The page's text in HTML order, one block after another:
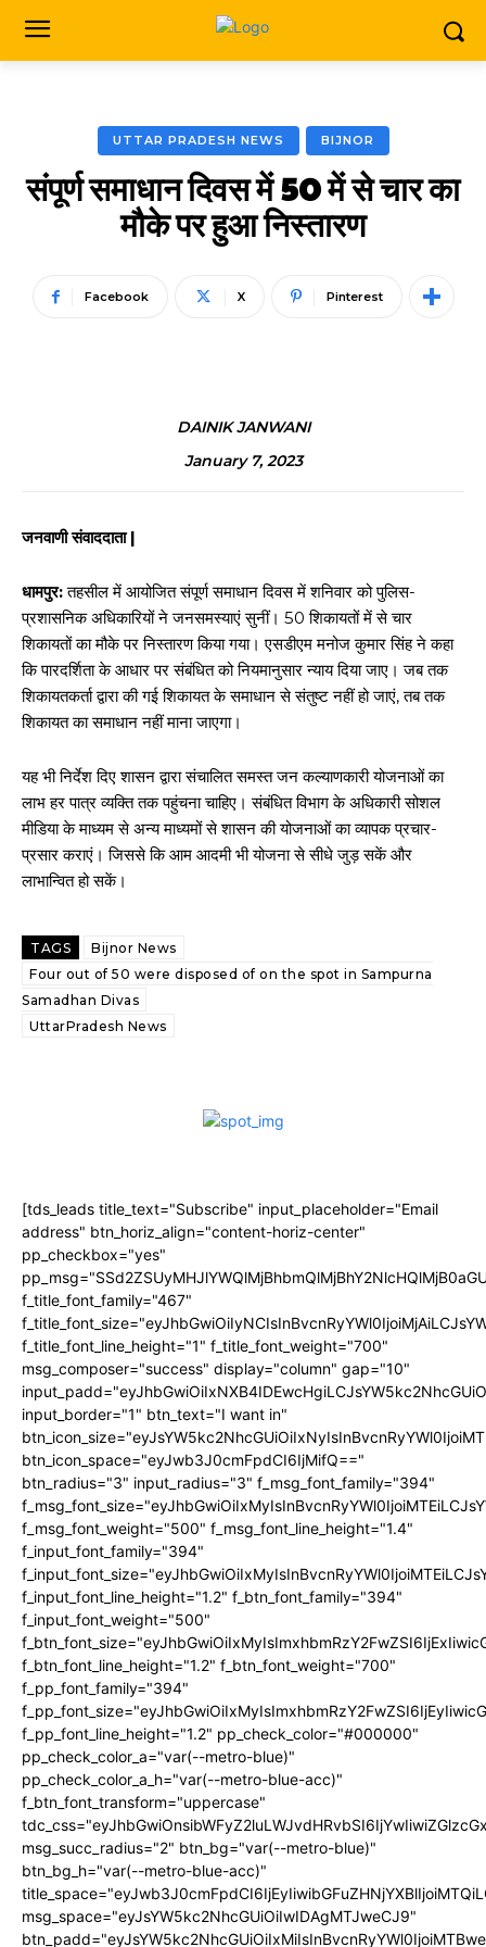
UTTAR PRADESH NEWS BIJNOR
संपूर्ण समाधान दिवस में 50 में से चार का
मौके पर हुआ निस्तारण
Facebook X Pinterest
DAINIK JANWANI
January 7, 2023
जनवाणी संवाददाता |
धामपुर:तहसील में आयोजित संपूर्ण समाधान दिवस में शनिवार को पुलिस-
प्रशासनिक अधिकारियों ने जनसमस्याएं सुनीं। 50 शिकायतों में से चार
शिकायतों का मौके पर निस्तारण किया गया। एसडीएम मनोज कुमार सिंह ने कहा
कि पारदर्शिता के आधार पर संबंधित को नियमानुसार न्याय दिया जाए। जब तक
शिकायतकर्ता द्वारा की गई शिकायत के समाधान से संतुष्ट नहीं हो जाएं, तब तक
शिकायत का समाधान नहीं माना जाएगा।
यह भी निर्देश दिए शासन द्वारा संचालित समस्त जन कल्याणकारी योजनाओं का
लाभ हर पात्र व्यक्ति तक पहुंचना चाहिए। संबंधित विभाग के अधिकारी सोशल
मीडिया के माध्यम से अन्य माध्यमों से शासन की योजनाओं का व्यापक प्रचार-
प्रसार कराएं। जिससे कि आम आदमी भी योजना से सीधे जुड़ सकें और
लाभान्वित हो सकें।
TAGS
Bijnor News
Four out of 50 were disposed of on the spot in Sampurna
Samadhan Divas
UttarPradesh News
[tds_leads title_text="Subscribe" input_placeholder="Email
address" btn_horiz_align="content-horiz-center"
pp_checkbox="yes"
f_title_font_family="467"
f_title_font_line_height="1" f_title_font_weight="700"
msg_composer="success" display="column" gap="10"
input_border="1" btn_text="I want in"
btn_icon_space="eyJwb3J0cmFpdCI6IjMifQ=="
btn_radius="3" input_radius="3" f_msg_font_family="394"
f_msg_font_weight="500" f_msg_font_line_height="1.4"
f_input_font_family="394"
f_input_font_line_height="1.2" f_btn_font_family="394"
f_input_font_weight="500"
f_btn_font_line_height="1.2" f_btn_font_weight="700"
f_pp_font_family="394"
f_pp_font_line_height="1.2" pp_check_color="#000000"
pp_check_color_a="var(--metro-blue)"
pp_check_color_a_h="var(--metro-blue-acc)"
f_btn_font_transform="uppercase"
msg_succ_radius="2" btn_bg="var(--metro-blue)"
btn_bg_h="var(--metro-blue-acc)"
msg_space="eyJsYW5kc2NhcGUiOiIwIDAgMTJweCJ9"